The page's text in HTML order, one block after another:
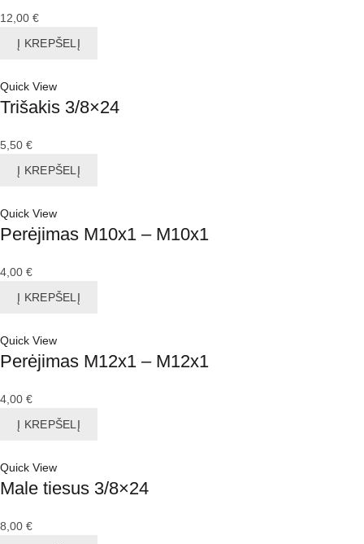
12,00 €
Į KREPŠELĮ
Quick View
Trišakis 3/8×24
5,50 €
Į KREPŠELĮ
Quick View
Perėjimas M10x1 – M10x1
4,00 €
Į KREPŠELĮ
Quick View
Perėjimas M12x1 – M12x1
4,00 €
Į KREPŠELĮ
Quick View
Male tiesus 3/8×24
8,00 €